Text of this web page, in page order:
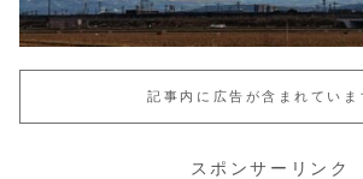
記事内に広告が含まれていま
スポンサーリンク